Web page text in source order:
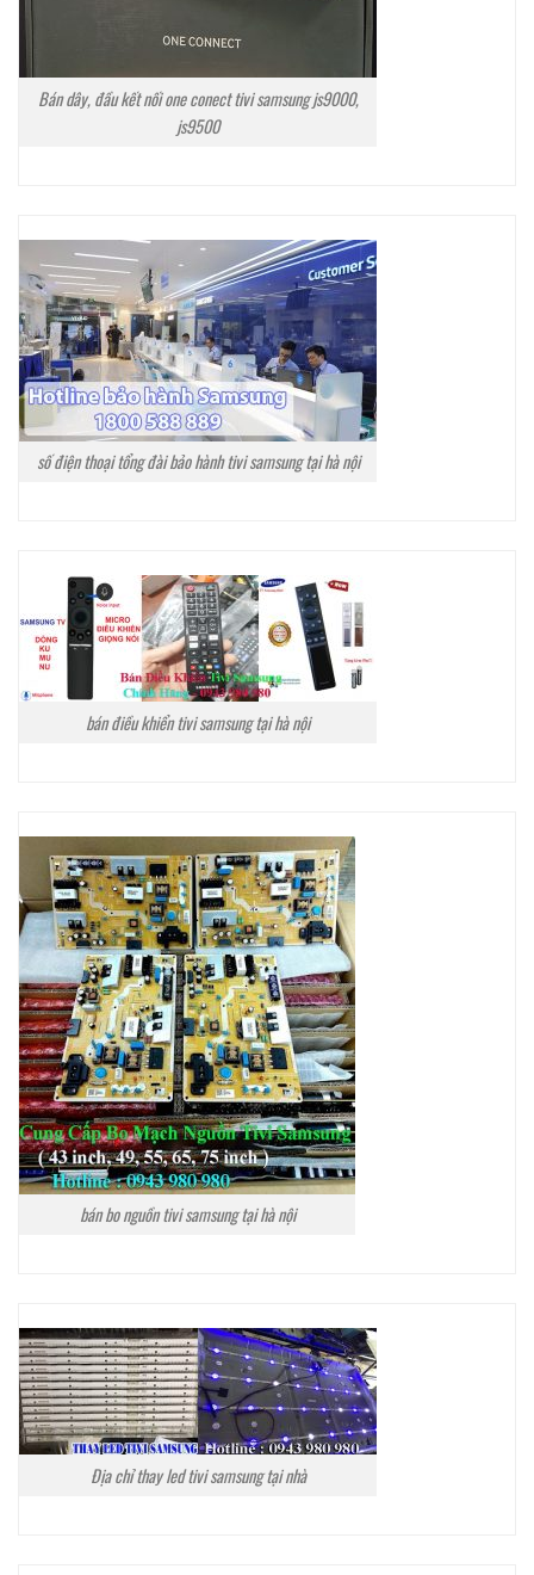
Bán dây, đầu kết nối one conect tivi samsung js9000,
js9500
số điện thoại tổng đài bảo hành tivi samsung tại hà nội
bán điều khiển tivi samsung tại hà nội
bán bo nguồn tivi samsung tại hà nội
Địa chỉ thay led tivi samsung tại nhà